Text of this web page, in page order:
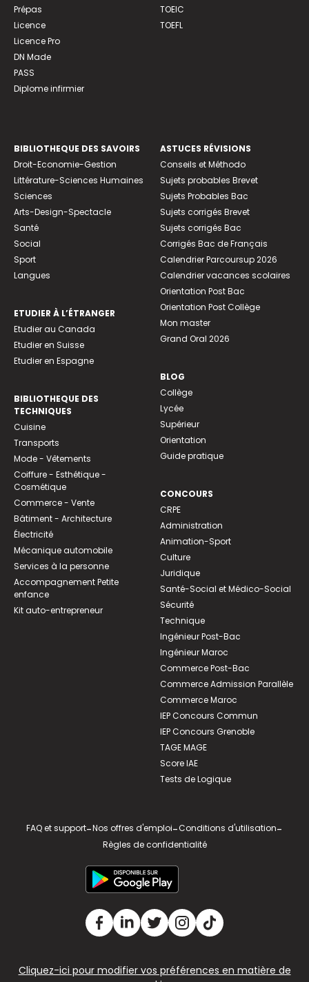
Prépas
Licence
Licence Pro
DN Made
PASS
Diplome infirmier
TOEIC
TOEFL
BIBLIOTHEQUE DES SAVOIRS
Droit-Economie-Gestion
Littérature-Sciences Humaines
Sciences
Arts-Design-Spectacle
Santé
Social
Sport
Langues
ETUDIER À L’ÉTRANGER
Etudier au Canada
Etudier en Suisse
Etudier en Espagne
BIBLIOTHEQUE DES
TECHNIQUES
Cuisine
Transports
Mode - Vêtements
Coiffure - Esthétique -
Cosmétique
Commerce - Vente
Bâtiment - Architecture
Électricité
Mécanique automobile
Services à la personne
Accompagnement Petite
enfance
Kit auto-entrepreneur
ASTUCES RÉVISIONS
Conseils et Méthodo
Sujets probables Brevet
Sujets Probables Bac
Sujets corrigés Brevet
Sujets corrigés Bac
Corrigés Bac de Français
Calendrier Parcoursup 2026
Calendrier vacances scolaires
Orientation Post Bac
Orientation Post Collège
Mon master
Grand Oral 2026
BLOG
Collège
Lycée
Supérieur
Orientation
Guide pratique
CONCOURS
CRPE
Administration
Animation-Sport
Culture
Juridique
Santé-Social et Médico-Social
Sécurité
Technique
Ingénieur Post-Bac
Ingénieur Maroc
Commerce Post-Bac
Commerce Admission Parallèle
Commerce Maroc
IEP Concours Commun
IEP Concours Grenoble
TAGE MAGE
Score IAE
Tests de Logique
FAQ et support-Nos offres d'emploi-Conditions d'utilisation-
Règles de confidentialité
Cliquez-ici pour modifier vos préférences en matière de